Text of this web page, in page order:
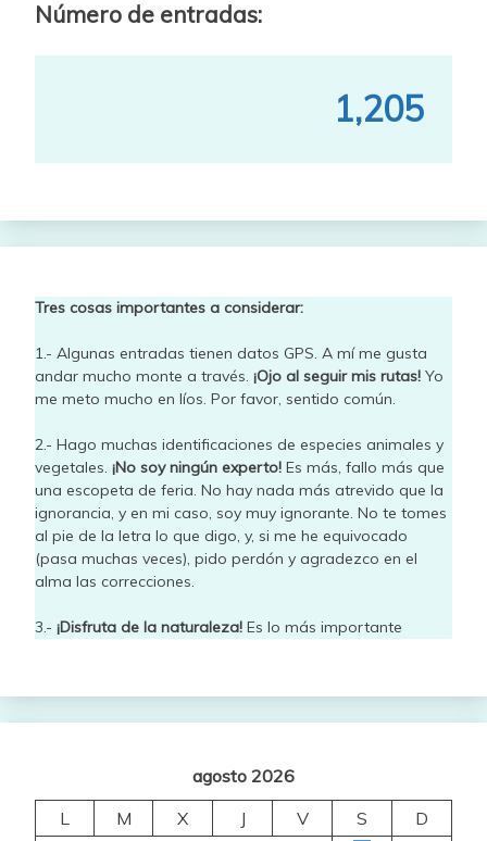
Número de entradas:
1,205
Tres cosas importantes a considerar:
1.- Algunas entradas tienen datos GPS. A mí me gusta
andar mucho monte a través. ¡Ojo al seguir mis rutas! Yo
me meto mucho en líos. Por favor, sentido común.
2.- Hago muchas identificaciones de especies animales y
vegetales. ¡No soy ningún experto! Es más, fallo más que
una escopeta de feria. No hay nada más atrevido que la
ignorancia, y en mi caso, soy muy ignorante. No te tomes
al pie de la letra lo que digo, y, si me he equivocado
(pasa muchas veces), pido perdón y agradezco en el
alma las correcciones.
3.- ¡Disfruta de la naturaleza! Es lo más importante
agosto 2026
L
M X J V S
D